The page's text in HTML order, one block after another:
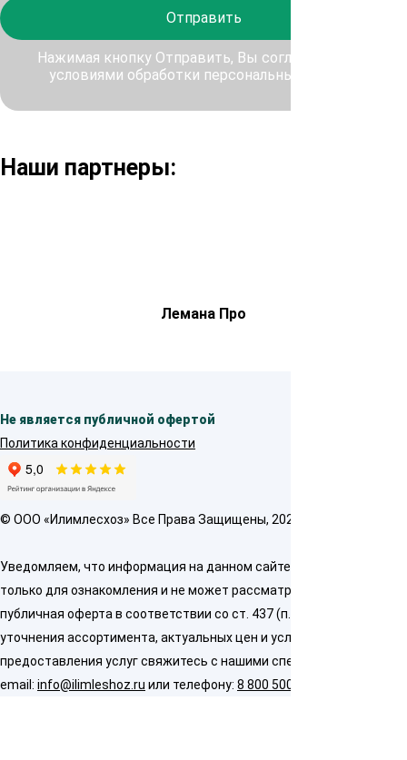
Отправить
Нажимая кнопку Отправить, Вы соглашаетесь с
условиями обработки персональных данных
Наши партнеры:
Лемана Про
Не является публичной офертой
Политика конфиденциальности
© OOO «Илимлесхоз» Все Права Защищены, 2026
Уведомляем, что информация на данном сайте предназначена
только для ознакомления и не может рассматриваться как
публичная оферта в соответствии со ст. 437 (п. 2) ГК РФ. Для
уточнения ассортимента, актуальных цен и условий
предоставления услуг свяжитесь с нашими специалистами по
email: info@ilimleshoz.ru или телефону: 8 800 500 5437